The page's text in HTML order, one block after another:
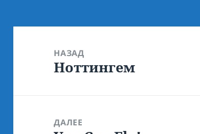
записям
НАЗАД
Предыдущая
Ноттингем
ДАЛЕЕ